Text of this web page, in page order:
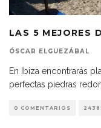
LAS 5 MEJORES
ÓSCAR ELGUEZÁBAL
En Ibiza encontrarás
perfectas piedras
0 COMENTARIOS 2438